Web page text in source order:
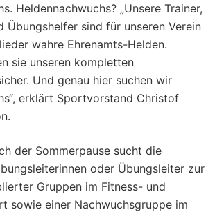
Heldennachwuchs? „Unsere Trainer,
Übungshelfer sind für unseren Verein
wahre Ehrenamts-Helden.
sie unseren kompletten
Und genau hier suchen wir
erklärt Sportvorstand Christof
der Sommerpause sucht die
oder Übungsleiter zur
Gruppen im Fitness- und
sowie einer Nachwuchsgruppe im